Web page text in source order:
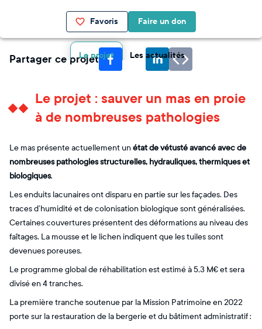
Favoris Faire un don
Le projet Les actualités
Partager ce projet
Le projet : sauver un mas en proie
à de nombreuses pathologies
Le mas présente actuellement unétat de vétusté avancé avec de
nombreuses pathologies structurelles, hydrauliques, thermiques et
biologiques.
Les enduits lacunaires ont disparu en partie sur les façades. Des
traces d’humidité et de colonisation biologique sont généralisées.
Certaines couvertures présentent des déformations au niveau des
faîtages. La mousse et le lichen indiquent que les tuiles sont
devenues poreuses.
Le programme global de réhabilitation est estimé à 5,3 M€ et sera
divisé en 4 tranches.
La première tranche soutenue par la Mission Patrimoine en 2022
porte sur la restauration de la bergerie et du bâtiment administratif :